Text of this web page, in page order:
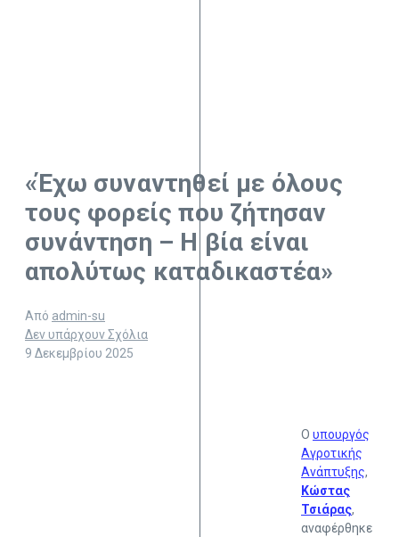
«Έχω συναντηθεί με όλους
τους φορείς που ζήτησαν
συνάντηση – Η βία είναι
απολύτως καταδικαστέα»
Από admin-su
Δεν υπάρχουν Σχόλια
9 Δεκεμβρίου 2025
Ο υπουργός
Αγροτικής
Ανάπτυξης,
Κώστας
Τσιάρας,
αναφέρθηκε